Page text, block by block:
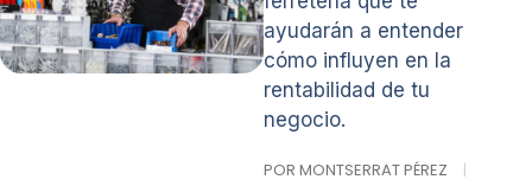
ayudarán a entender
cómo influyen en la
rentabilidad de tu
negocio.
POR MONTSERRAT PÉREZ
|